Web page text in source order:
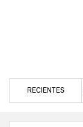
RECIENTES
Seguridad,